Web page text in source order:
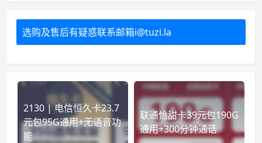
选购及售后有疑惑联系邮箱i@tuzi.la
2130 | 电信恒久卡23.7
元包95G通用+无语音功
能
联通恰甜卡39元包190G
通用+300分钟通话